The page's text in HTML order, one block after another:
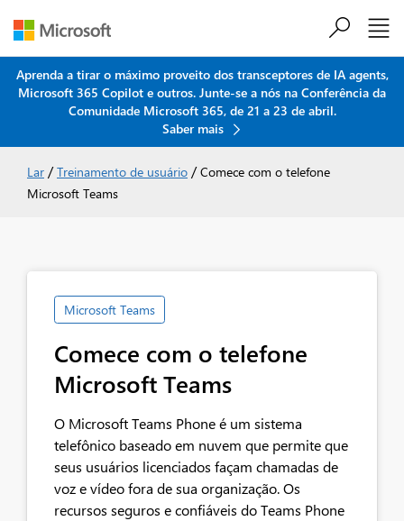
Ir para o conteúdo principal
Aprenda a tirar o máximo proveito dos transceptores de IA agents,
Microsoft 365 Copilot e outros. Junte-se a nós na Conferência da
Comunidade Microsoft 365, de 21 a 23 de abril.
Saber mais
Lar /Treinamento de usuário /Comece com o telefone
Microsoft Teams
Microsoft Teams
Comece com o telefone
Microsoft Teams
O Microsoft Teams Phone é um sistema
telefônico baseado em nuvem que permite que
seus usuários licenciados façam chamadas de
voz e vídeo fora de sua organização. Os
recursos seguros e confiáveis do Teams Phone